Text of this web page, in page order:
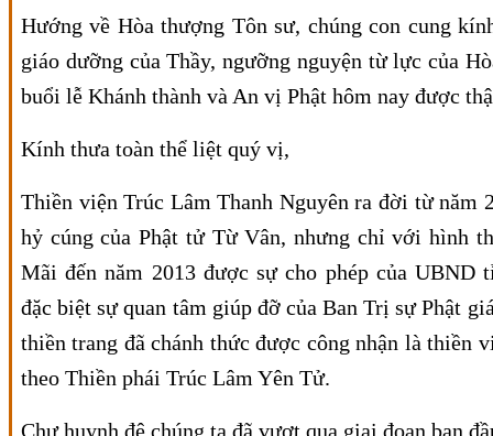
Hướng về Hòa thượng Tôn sư, chúng con cung
giáo dưỡng của Thầy, ngưỡng nguyện từ lực của
buổi lễ Khánh thành và An vị Phật hôm nay được
Kính thưa toàn thể liệt quý vị,
Thiền viện Trúc Lâm Thanh Nguyên ra đời từ năm
hỷ cúng của Phật tử Từ Vân, nhưng chỉ với hình
Mãi đến năm 2013 được sự cho phép của UBND
đặc biệt sự quan tâm giúp đỡ của Ban Trị sự Phật
thiền trang đã chánh thức được công nhận là thiền
theo Thiền phái Trúc Lâm Yên Tử.
Chư huynh đệ chúng ta đã vượt qua giai đoạn ban